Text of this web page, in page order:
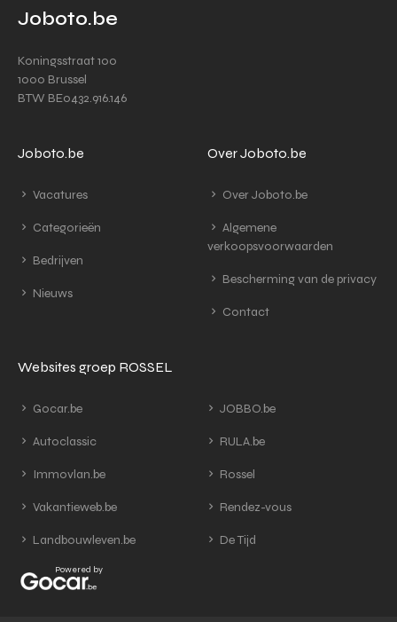
Joboto.be
Koningsstraat 100
1000 Brussel
BTW BE0432.916.146
Joboto.be
Vacatures
Categorieën
Bedrijven
Nieuws
Over Joboto.be
Over Joboto.be
Algemene
verkoopsvoorwaarden
Bescherming van de privacy
Contact
Websites groep ROSSEL
Gocar.be
Autoclassic
Immovlan.be
Vakantieweb.be
Landbouwleven.be
JOBBO.be
RULA.be
Rossel
Rendez-vous
De Tijd
Powered by